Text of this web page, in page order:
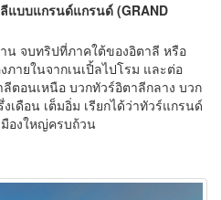
แบบแกรนด์แกรนด์ (GRAND
น จบทริปที่ภาคใต้ของอิตาลี หรือ
ภายในจากเนเปิ้ลไปโรม และต่อ
ตอนเหนือ บวกทัวร์อิตาลีกลาง บวก
ดือน เต็มอิ่ม เรียกได้ว่าทัวร์แกรนด์
มืองใหญ่ครบถ้วน